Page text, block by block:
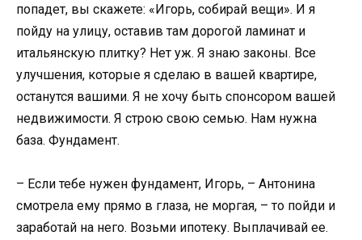
попадет, вы скажете: «Игорь, собирай вещи». И я
пойду на улицу, оставив там дорогой ламинат и
итальянскую плитку? Нет уж. Я знаю законы. Все
улучшения, которые я сделаю в вашей квартире,
останутся вашими. Я не хочу быть спонсором вашей
недвижимости. Я строю свою семью. Нам нужна
база. Фундамент.
– Если тебе нужен фундамент, Игорь, – Антонина
смотрела ему прямо в глаза, не моргая, – то пойди и
заработай на него. Возьми ипотеку. Выплачивай ее.